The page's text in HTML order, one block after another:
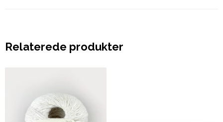
Relaterede produkter